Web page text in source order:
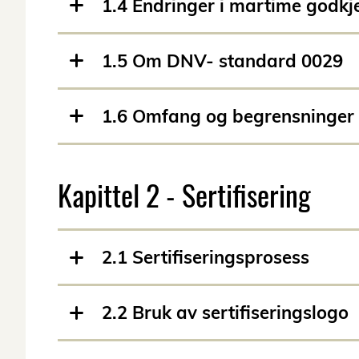
1.4 Endringer i martime
1.5 Om DNV- standard 0029
1.6 Omfang og begrensninger
Kapittel 2 - Sertifisering
2.1 Sertifiseringsprosess
2.2 Bruk av sertifiseringslogo